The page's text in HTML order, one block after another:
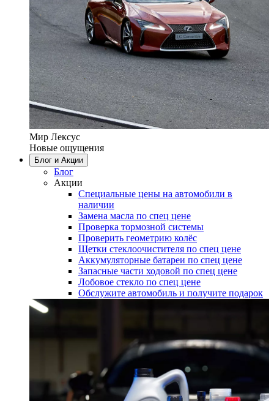
Мир Лексус
Новые ощущения
Блог и Акции
Блог
Акции
Специальные цены на автомобили в
наличии
Замена масла по спец цене
Проверка тормозной системы
Проверить геометрию колёс
Щетки стеклоочистителя по спец цене
Аккумуляторные батареи по спец цене
Запасные части ходовой по спец цене
Лобовое стекло по спец цене
Обслужите автомобиль и получите подарок